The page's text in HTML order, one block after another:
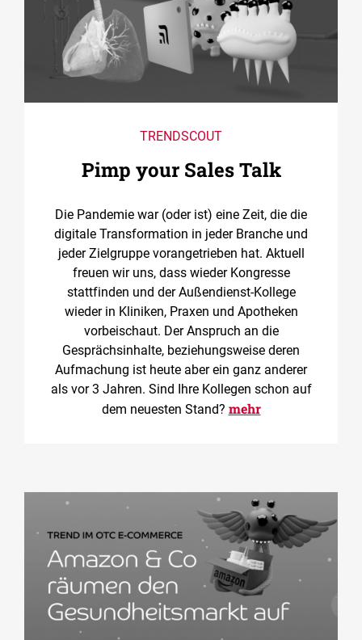
TRENDSCOUT
Pimp your Sales Talk
Die Pandemie war (oder ist) eine Zeit, die die
digitale Transformation in jeder Branche und
jeder Zielgruppe vorangetrieben hat. Aktuell
freuen wir uns, dass wieder Kongresse
stattfinden und der Außendienst-Kollege
wieder in Kliniken, Praxen und Apotheken
vorbeischaut. Der Anspruch an die
Gesprächsinhalte, beziehungsweise deren
Aufmachung ist heute aber ein ganz anderer
als vor 3 Jahren. Sind Ihre Kollegen schon auf
dem neuesten Stand? mehr